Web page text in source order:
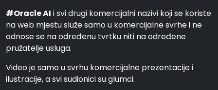
#Oracle AI i svi drugi komercijalni nazivi koji se koriste
na web mjestu služe samo u komercijalne svrhe i ne
odnose se na određenu tvrtku niti na određene
pružatelje usluga.
Video je samo u svrhu komercijalne prezentacije i
ilustracije, a svi sudionici su glumci.